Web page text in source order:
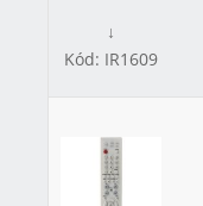
↓
Kód: IR1609